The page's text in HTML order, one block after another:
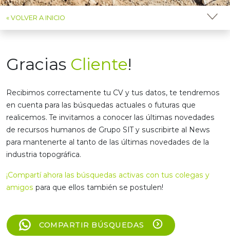
« VOLVER A INICIO
Gracias Cliente!
Recibimos correctamente tu CV y tus datos, te tendremos
en cuenta para las búsquedas actuales o futuras que
realicemos. Te invitamos a conocer las últimas novedades
de recursos humanos de Grupo SIT y suscribirte al News
para mantenerte al tanto de las últimas novedades de la
industria topográfica.
¡Compartí ahora las búsquedas activas con tus colegas y
amigos para que ellos también se postulen!
COMPARTIR BÚSQUEDAS